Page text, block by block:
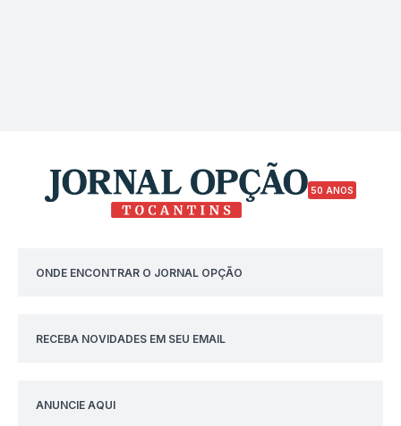
50 ANOS
ONDE ENCONTRAR O JORNAL OPÇÃO
RECEBA NOVIDADES EM SEU EMAIL
ANUNCIE AQUI